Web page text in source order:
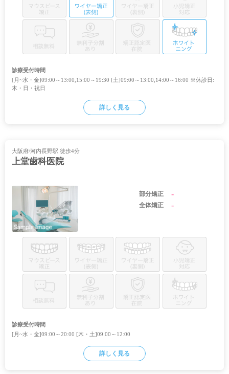
診療受付時間
[月~水・金]09:00～13:00,15:00～19:30 [土]09:00～13:00,14:00～16:00 ※休診日:
木・日・祝日
詳しく見る
大阪府/河内長野駅 徒歩4分
上堂歯科医院
部分矯正 -
全体矯正 -
診療受付時間
[月~水・金]09:00～20:00 [木・土]09:00～12:00
詳しく見る